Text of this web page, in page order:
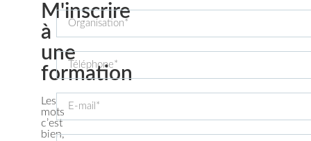
M'inscrire
à
une
formation​
Les
mots
c’est
bien,